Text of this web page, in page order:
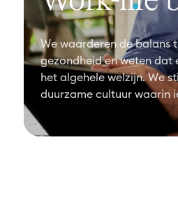
We waarderen de balans
gezondheid en weten dat
het algehele welzijn. We
duurzame cultuur waarin